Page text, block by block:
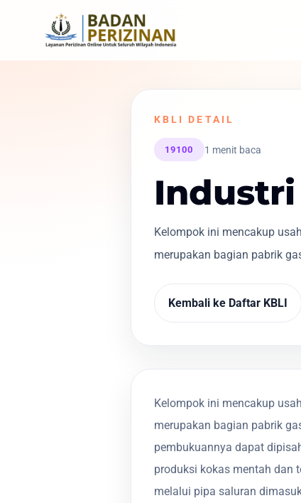
KBLI DETAIL
19100 1 menit baca
Kelompok ini mencakup
merupakan bagian pabrik
Kembali ke Daftar KBLI
Kelompok ini mencakup
merupakan bagian pabrik
pembukuannya dapat
produksi kokas mentah dan
melalui pipa saluran